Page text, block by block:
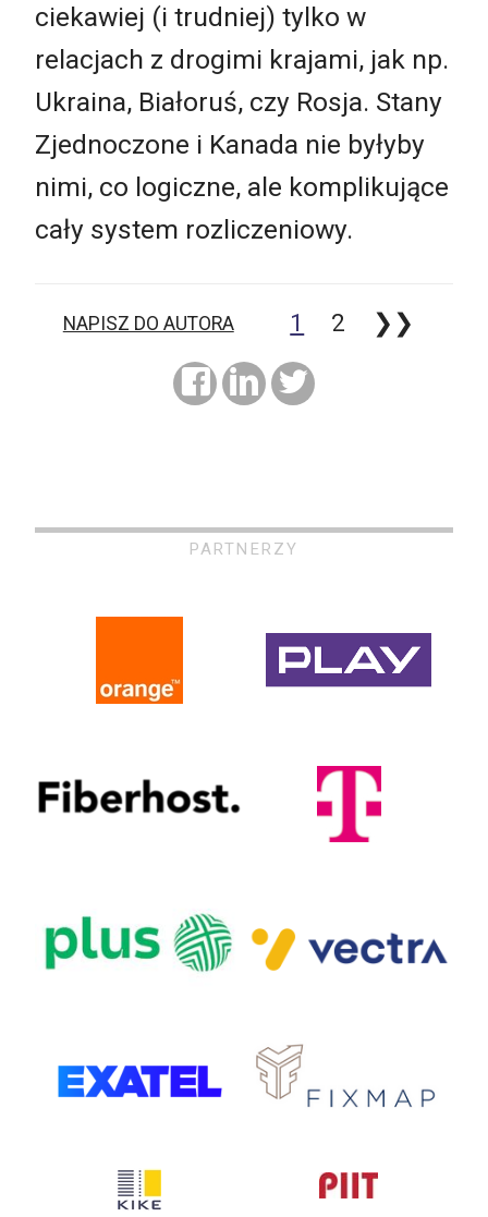
ciekawiej (i trudniej) tylko w
relacjach z drogimi krajami, jak np.
Ukraina, Białoruś, czy Rosja. Stany
Zjednoczone i Kanada nie byłyby
nimi, co logiczne, ale komplikujące
cały system rozliczeniowy.
NAPISZ DO AUTORA 1 2 ❯❯
PARTNERZY